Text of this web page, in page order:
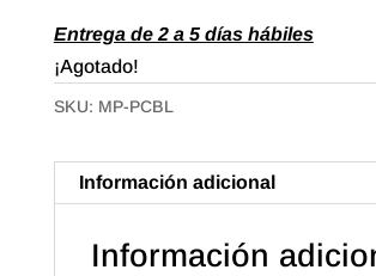
Entrega de 2 a 5 días hábiles
¡Agotado!
SKU: MP-PCBL
Información adicional
Información